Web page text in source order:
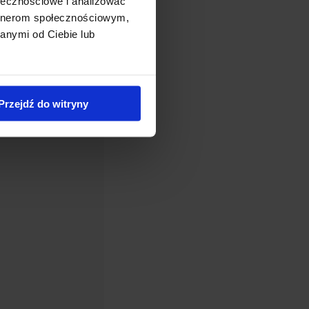
społecznościowym,
od Ciebie lub
do witryny
Dostępny
zł–22,00złZakres
cen:
od